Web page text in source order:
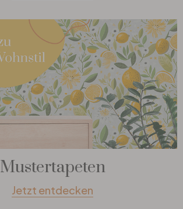
Mustertapeten
Jetzt entdecken